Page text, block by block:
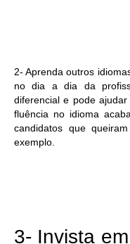
2- Aprenda outros
no dia a dia da
diferencial e pode
fluência no idioma
candidatos que
exemplo.
3- Invista